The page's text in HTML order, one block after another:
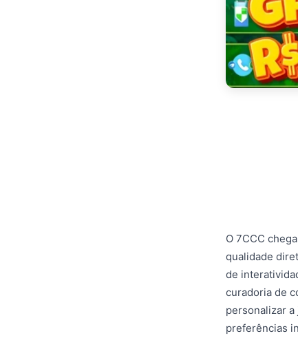
O 7CCC
qualidade
de
curadoria de
personalizar a
preferências